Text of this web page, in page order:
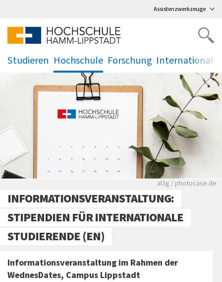
Assistenzwerkzeuge
Studieren Hochschule
.
Forschung
.
Rote leere
al3g / photocase.de
INFORMATIONSVERANSTALTUNG:
STIPENDIEN FÜR INTERNATIONALE
STUDIERENDE (EN)
Informationsveranstaltung im Rahmen der
WednesDates, Campus Lippstadt